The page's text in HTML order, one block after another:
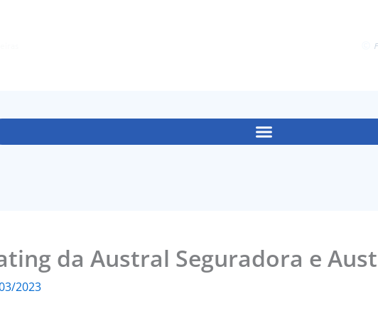
da Austral Seguradora e
2023